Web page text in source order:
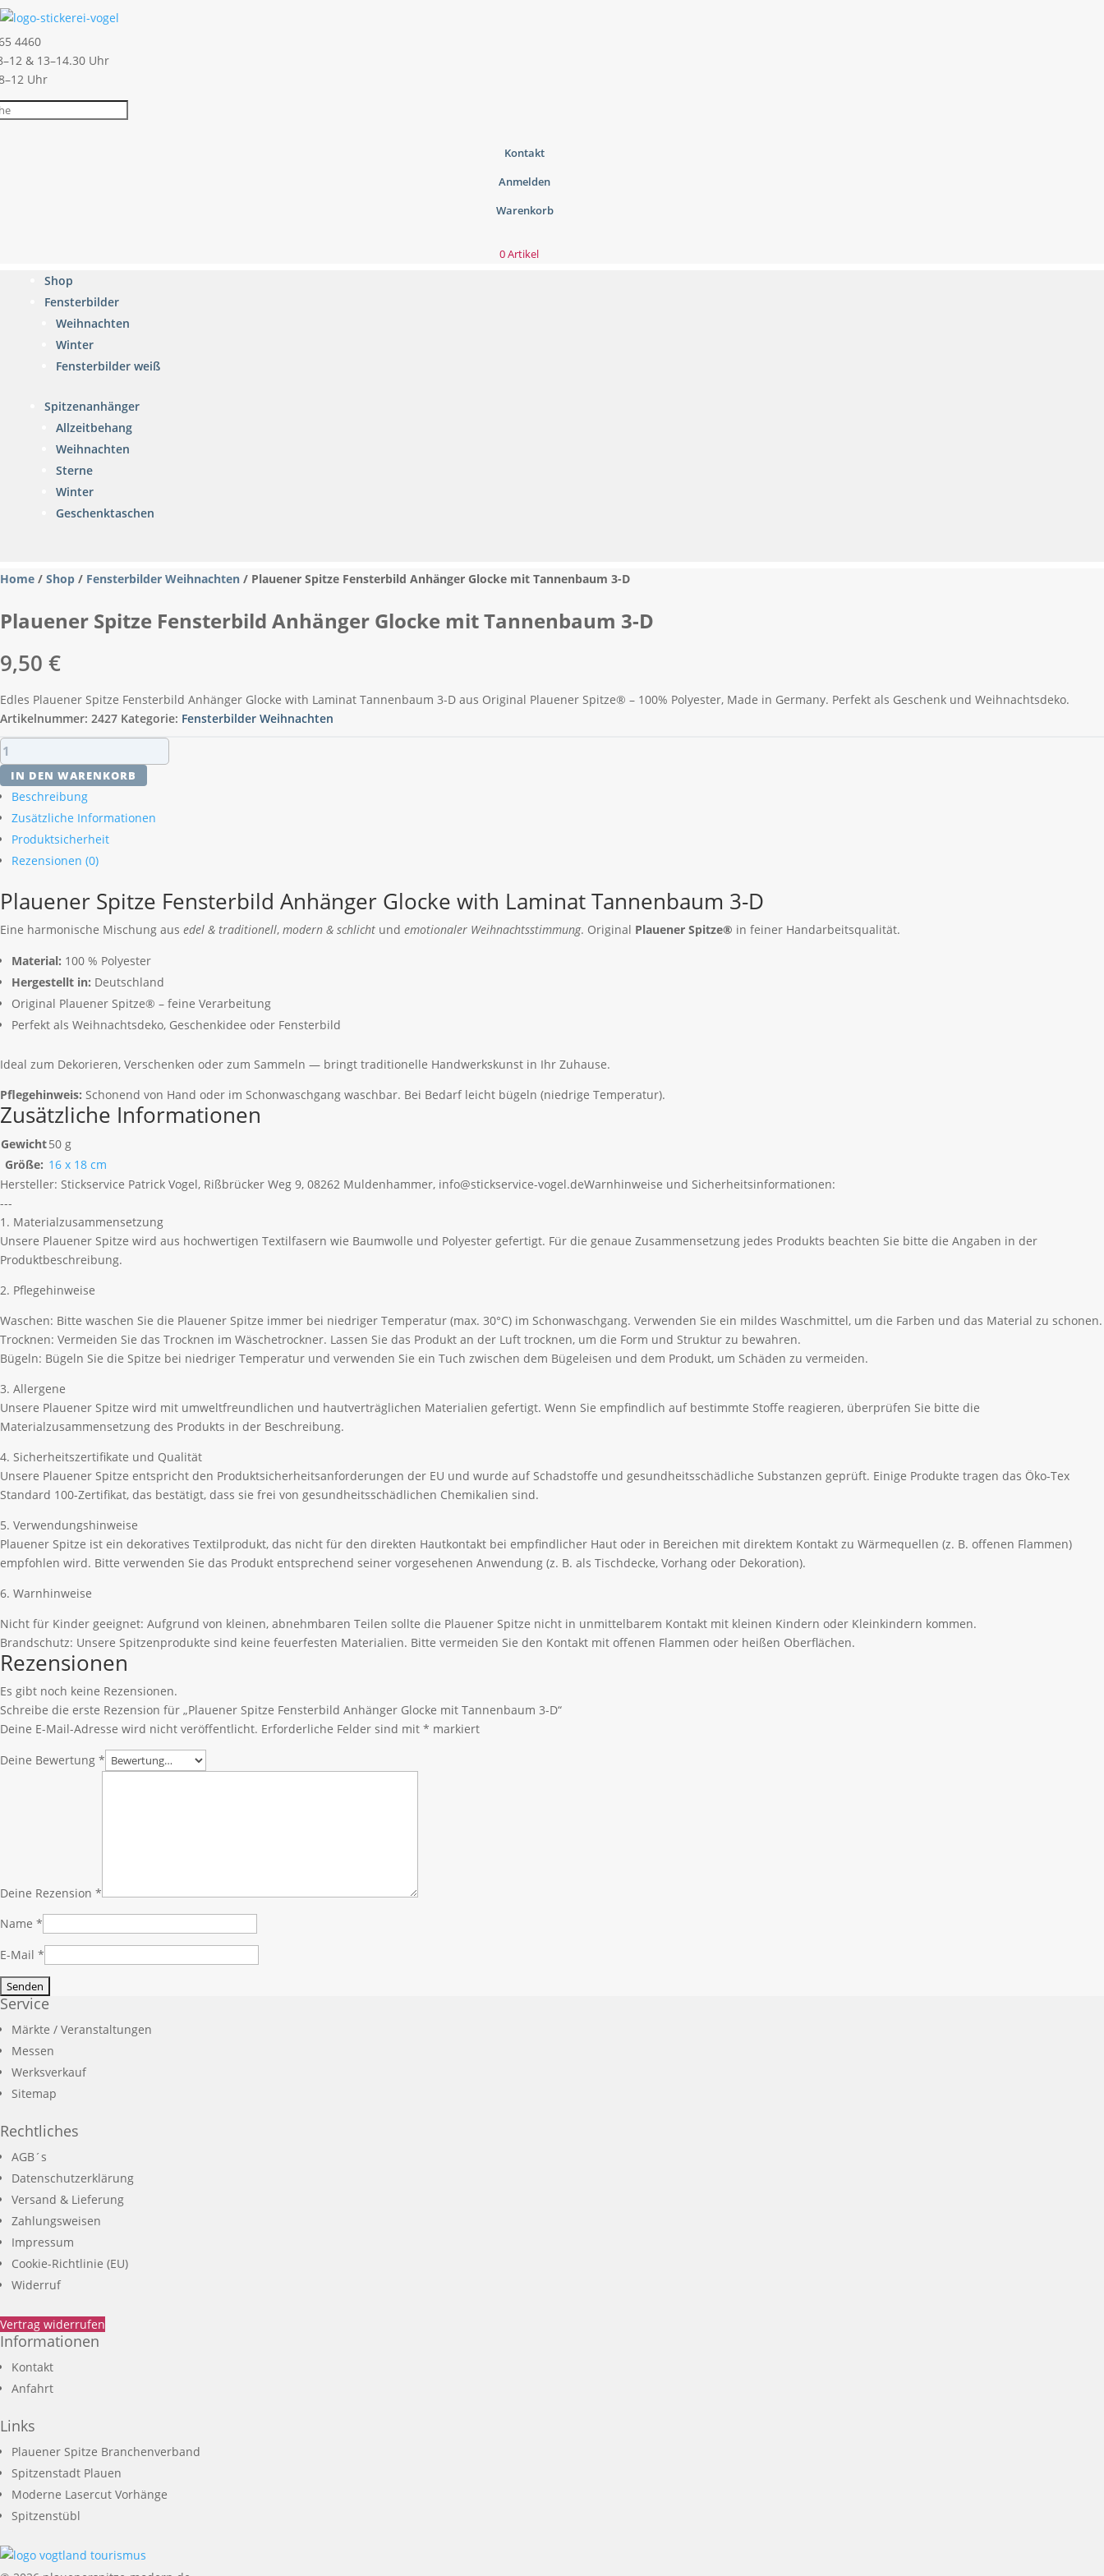
4460
& 13–14.30 Uhr
Uhr
Kontakt
Anmelden
Warenkorb
0 Artikel
Shop
Fensterbilder
Weihnachten
Winter
Fensterbilder weiß
Spitzenanhänger
Allzeitbehang
Weihnachten
Sterne
Winter
Geschenktaschen
Home / Shop / Fensterbilder Weihnachten / Plauener Spitze Fensterbild Anhänger Glocke mit Tannenbaum 3-D
Plauener Spitze Fensterbild Anhänger Glocke mit Tannenbaum 3-D
9,50 €
Edles Plauener Spitze Fensterbild Anhänger Glocke with Laminat Tannenbaum 3-D aus Original Plauener Spitze® – 100% Polyester, Made in Germany. Perfekt als Geschenk und Weihnachtsdeko.
Artikelnummer: 2427 Kategorie: Fensterbilder Weihnachten
Plauener
Spitze
Fensterbild
Anhänger
Glocke
mit
Tannenbaum
D
IN DEN WARENKORB
Beschreibung
Zusätzliche Informationen
Produktsicherheit
Rezensionen (0)
Plauener Spitze Fensterbild Anhänger Glocke with Laminat Tannenbaum 3-D
Eine harmonische Mischung aus edel & traditionell, modern & schlicht und emotionaler Weihnachtsstimmung. Original Plauener Spitze® in feiner Handarbeitsqualität.
Material: 100 % Polyester
Hergestellt in: Deutschland
Original Plauener Spitze® – feine Verarbeitung
Perfekt als Weihnachtsdeko, Geschenkidee oder Fensterbild
Ideal zum Dekorieren, Verschenken oder zum Sammeln — bringt traditionelle Handwerkskunst in Ihr Zuhause.
Pflegehinweis: Schonend von Hand oder im Schonwaschgang waschbar. Bei Bedarf leicht bügeln (niedrige Temperatur).
Zusätzliche Informationen
Gewicht50 g
Größe: 16 x 18 cm
Hersteller: Stickservice Patrick Vogel, Rißbrücker Weg 9, 08262 Muldenhammer, info@stickservice-vogel.deWarnhinweise und Sicherheitsinformationen:
---
1. Materialzusammensetzung
Unsere Plauener Spitze wird aus hochwertigen Textilfasern wie Baumwolle und Polyester gefertigt. Für die genaue Zusammensetzung jedes Produkts beachten Sie bitte die Angaben in der
Produktbeschreibung.
2. Pflegehinweise
Waschen: Bitte waschen Sie die Plauener Spitze immer bei niedriger Temperatur (max. 30°C) im Schonwaschgang. Verwenden Sie ein mildes Waschmittel, um die Farben und das Material zu schonen.
Trocknen: Vermeiden Sie das Trocknen im Wäschetrockner. Lassen Sie das Produkt an der Luft trocknen, um die Form und Struktur zu bewahren.
Bügeln: Bügeln Sie die Spitze bei niedriger Temperatur und verwenden Sie ein Tuch zwischen dem Bügeleisen und dem Produkt, um Schäden zu vermeiden.
3. Allergene
Unsere Plauener Spitze wird mit umweltfreundlichen und hautverträglichen Materialien gefertigt. Wenn Sie empfindlich auf bestimmte Stoffe reagieren, überprüfen Sie bitte die
Materialzusammensetzung des Produkts in der Beschreibung.
4. Sicherheitszertifikate und Qualität
Unsere Plauener Spitze entspricht den Produktsicherheitsanforderungen der EU und wurde auf Schadstoffe und gesundheitsschädliche Substanzen geprüft. Einige Produkte tragen das Öko-Tex
Standard 100-Zertifikat, das bestätigt, dass sie frei von gesundheitsschädlichen Chemikalien sind.
5. Verwendungshinweise
Plauener Spitze ist ein dekoratives Textilprodukt, das nicht für den direkten Hautkontakt bei empfindlicher Haut oder in Bereichen mit direktem Kontakt zu Wärmequellen (z. B. offenen Flammen)
empfohlen wird. Bitte verwenden Sie das Produkt entsprechend seiner vorgesehenen Anwendung (z. B. als Tischdecke, Vorhang oder Dekoration).
6. Warnhinweise
Nicht für Kinder geeignet: Aufgrund von kleinen, abnehmbaren Teilen sollte die Plauener Spitze nicht in unmittelbarem Kontakt mit kleinen Kindern oder Kleinkindern kommen.
Brandschutz: Unsere Spitzenprodukte sind keine feuerfesten Materialien. Bitte vermeiden Sie den Kontakt mit offenen Flammen oder heißen Oberflächen.
Rezensionen
Es gibt noch keine Rezensionen.
Schreibe die erste Rezension für „Plauener Spitze Fensterbild Anhänger Glocke mit Tannenbaum 3-D“
Deine E-Mail-Adresse wird nicht veröffentlicht. Erforderliche Felder sind mit * markiert
Deine Bewertung *
Deine Rezension *
Name *
E-Mail *
Service
Märkte / Veranstaltungen
Messen
Werksverkauf
Sitemap
Rechtliches
AGB´s
Datenschutzerklärung
Versand & Lieferung
Zahlungsweisen
Impressum
Cookie-Richtlinie (EU)
Widerruf
Vertrag widerrufen
Informationen
Kontakt
Anfahrt
Links
Plauener Spitze Branchenverband
Spitzenstadt Plauen
Moderne Lasercut Vorhänge
Spitzenstübl